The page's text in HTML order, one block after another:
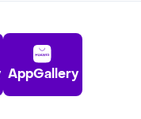
AppGallery